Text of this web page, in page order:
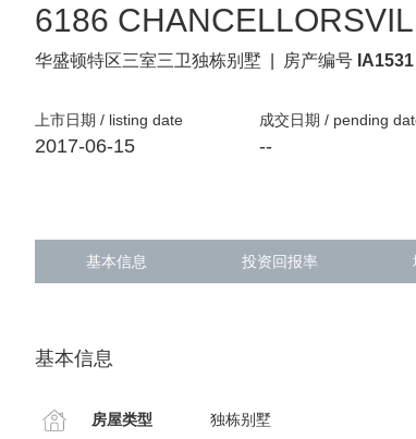
6186
华盛顿特区三室三卫独栋别墅 房产编号 IA1531
上市日期 / listing date
2017-06-15
成交日期 / pending
--
基本信息 投资回报率
基本信息
房屋类型 独栋别墅